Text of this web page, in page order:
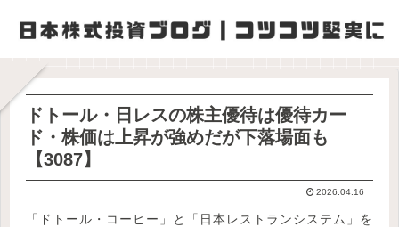
ドトール・日レスの株主優待は優待カー
ド・株価は上昇が強めだが下落場面も
【3087】
2026.04.16
「ドトール・コーヒー」と「日本レストランシステム」を